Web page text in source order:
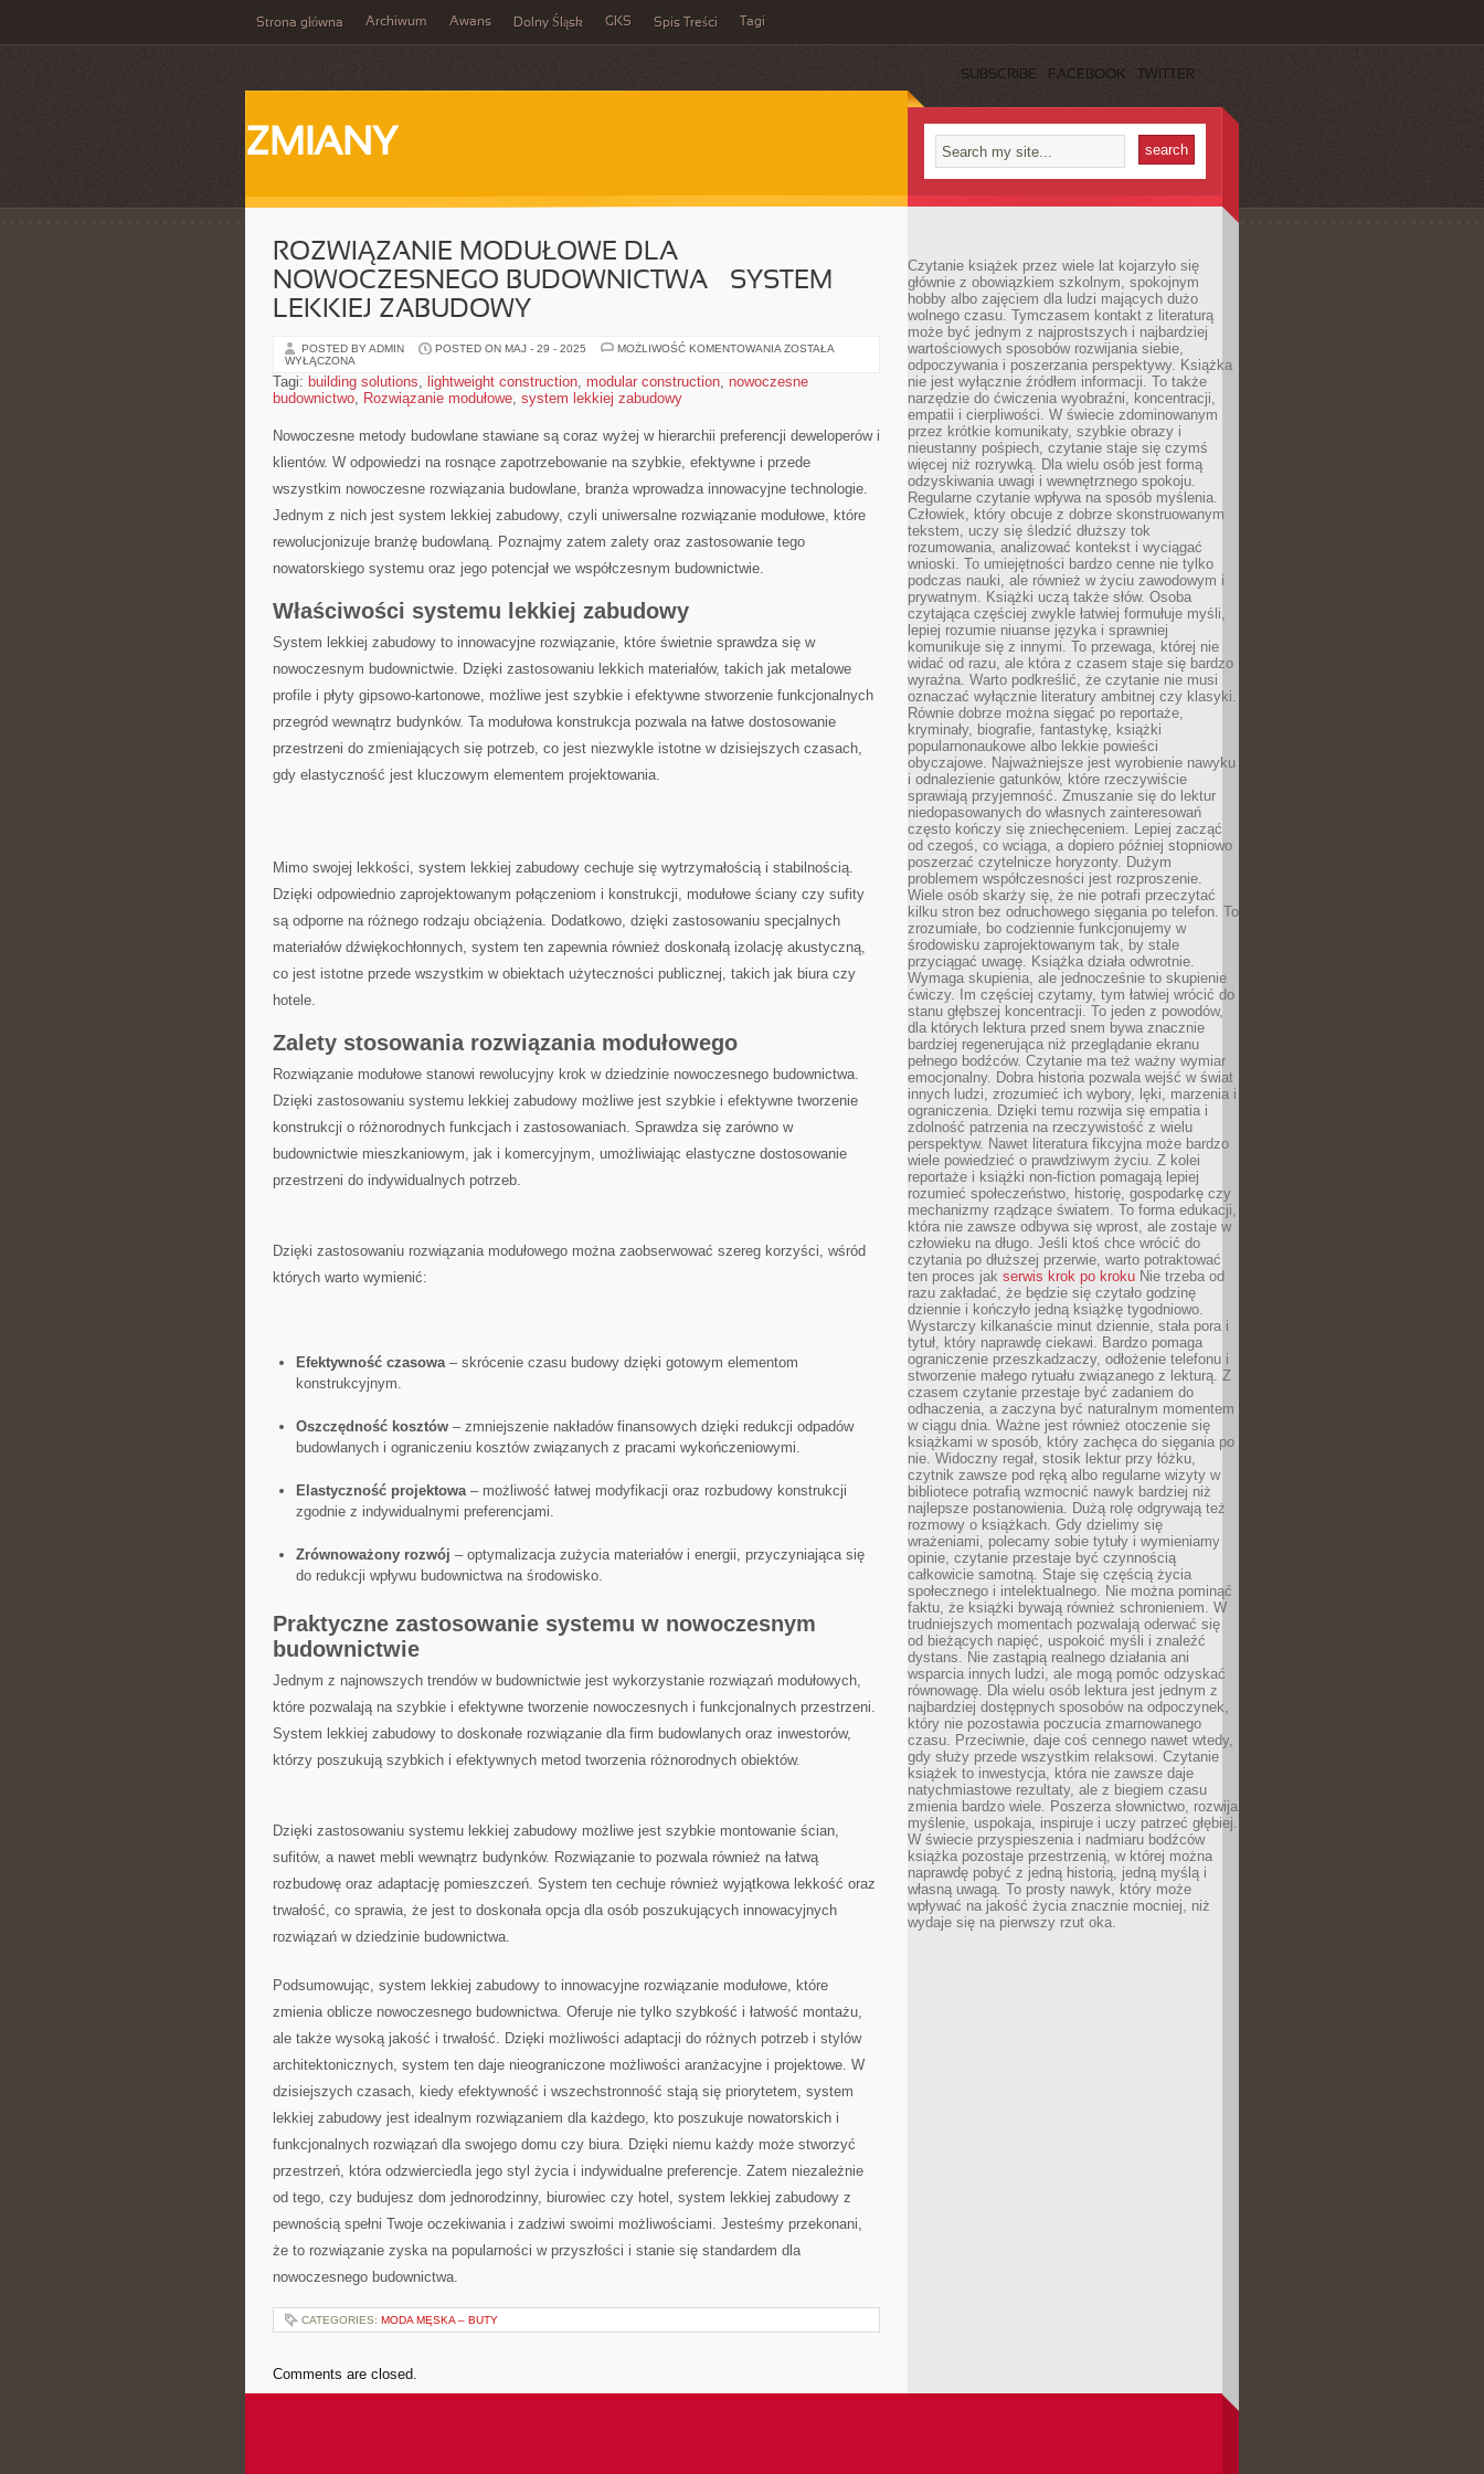
Strona główna Archiwum Awans Dolny Śląsk GKS Spis Treści Tagi
SUBSCRIBE FACEBOOK TWITTER
ZMIANY
ROZWIĄZANIE MODUŁOWE DLA
NOWOCZESNEGO BUDOWNICTWA – SYSTEM
LEKKIEJ ZABUDOWY
POSTED BY ADMIN POSTED ON MAJ - 29 - 2025 MOŻLIWOŚĆ KOMENTOWANIA ROZWIĄZANIE
NOWOCZESNEGO
LEKKIEJ
ZABUDOWY
ZOSTAŁA
WYŁĄCZONA
Tagi: building solutions, lightweight construction, modular construction, nowoczesne
budownictwo, Rozwiązanie modułowe, system lekkiej zabudowy
Nowoczesne ‌metody budowlane stawiane są coraz wyżej w hierarchii preferencji deweloperów i
klientów. W odpowiedzi na rosnące zapotrzebowanie⁢ na szybkie, efektywne i przede
wszystkim nowoczesne rozwiązania budowlane, ​branża wprowadza innowacyjne technologie.
Jednym z nich jest system lekkiej zabudowy, czyli uniwersalne rozwiązanie modułowe, które
rewolucjonizuje branżę budowlaną. Poznajmy zatem⁢ zalety oraz zastosowanie tego
nowatorskiego systemu oraz jego potencjał we ‍współczesnym budownictwie.
Właściwości systemu lekkiej ⁢zabudowy
System ​lekkiej zabudowy ‌to innowacyjne rozwiązanie,⁣ które świetnie sprawdza się w
nowoczesnym budownictwie. Dzięki zastosowaniu lekkich materiałów, takich jak metalowe
profile i płyty gipsowo-kartonowe, możliwe jest szybkie i⁣ efektywne stworzenie funkcjonalnych
przegród wewnątrz budynków. Ta modułowa konstrukcja pozwala na łatwe dostosowanie
⁣przestrzeni do zmieniających się ​potrzeb, co jest niezwykle istotne w ​dzisiejszych czasach,
gdy elastyczność jest kluczowym elementem projektowania.
Mimo swojej lekkości, system lekkiej zabudowy cechuje się wytrzymałością i⁤ stabilnością.
Dzięki odpowiednio zaprojektowanym połączeniom i konstrukcji, modułowe ściany⁣ czy sufity
są ⁣odporne na różnego rodzaju obciążenia. Dodatkowo, dzięki zastosowaniu specjalnych
materiałów dźwiękochłonnych, system‌ ten zapewnia również ⁢doskonałą izolację akustyczną,
co jest istotne przede wszystkim w obiektach użyteczności publicznej, takich jak biura czy‍
hotele.
Zalety stosowania rozwiązania modułowego
Rozwiązanie modułowe stanowi rewolucyjny krok w dziedzinie nowoczesnego budownictwa.
Dzięki zastosowaniu systemu lekkiej zabudowy możliwe ⁣jest⁤ szybkie i efektywne tworzenie
konstrukcji o różnorodnych funkcjach i zastosowaniach.⁤ Sprawdza się zarówno w
budownictwie​ mieszkaniowym, jak i‍ komercyjnym, umożliwiając elastyczne dostosowanie
przestrzeni do indywidualnych potrzeb.
Dzięki​ zastosowaniu rozwiązania modułowego można zaobserwować szereg korzyści, ‌wśród
których warto wymienić:
Efektywność czasowa – skrócenie czasu budowy dzięki gotowym elementom
konstrukcyjnym.
Oszczędność kosztów –⁤ zmniejszenie nakładów finansowych dzięki ⁤redukcji odpadów
budowlanych i ograniczeniu kosztów związanych z pracami⁤ wykończeniowymi.
Elastyczność ⁣projektowa – możliwość łatwej modyfikacji ⁢oraz rozbudowy konstrukcji
zgodnie‌ z indywidualnymi preferencjami.
Zrównoważony rozwój – optymalizacja zużycia materiałów i⁢ energii, przyczyniająca się
do redukcji wpływu budownictwa na środowisko.
Praktyczne zastosowanie systemu w nowoczesnym
budownictwie
Jednym z najnowszych trendów w budownictwie‍ jest wykorzystanie rozwiązań modułowych,
które pozwalają⁤ na‌ szybkie i efektywne tworzenie nowoczesnych i funkcjonalnych przestrzeni.
System lekkiej zabudowy to doskonałe⁢ rozwiązanie dla firm budowlanych oraz inwestorów,
którzy poszukują szybkich i efektywnych metod tworzenia różnorodnych obiektów.
Dzięki zastosowaniu systemu lekkiej zabudowy możliwe jest⁤ szybkie montowanie ścian,
sufitów, a nawet mebli​ wewnątrz budynków. Rozwiązanie to pozwala również ⁣na łatwą
rozbudowę oraz adaptację pomieszczeń. System ten cechuje również wyjątkowa lekkość oraz
trwałość, co sprawia, że jest ‍to doskonała opcja ‍dla osób poszukujących innowacyjnych
‍rozwiązań w dziedzinie budownictwa.
Podsumowując, system lekkiej zabudowy to​ innowacyjne rozwiązanie modułowe, które
zmienia ⁤oblicze nowoczesnego budownictwa. Oferuje nie ​tylko szybkość i łatwość montażu,
ale także wysoką jakość i trwałość. Dzięki możliwości⁤ adaptacji do‌ różnych potrzeb i stylów
‌architektonicznych, system ten daje nieograniczone możliwości aranżacyjne i projektowe. W
dzisiejszych czasach,⁤ kiedy efektywność i wszechstronność stają się priorytetem, system
lekkiej zabudowy ⁢jest idealnym rozwiązaniem dla każdego, kto poszukuje nowatorskich i
funkcjonalnych rozwiązań dla swojego domu czy biura. Dzięki niemu każdy może stworzyć
przestrzeń, która odzwierciedla jego styl życia i indywidualne preferencje.⁢ Zatem niezależnie
od tego, ⁢czy budujesz dom ⁣jednorodzinny, biurowiec​ czy hotel, system lekkiej zabudowy z
pewnością spełni Twoje oczekiwania⁤ i zadziwi swoimi możliwościami. Jesteśmy przekonani,
że to rozwiązanie zyska na popularności w ​przyszłości i stanie się standardem dla
nowoczesnego budownictwa.
CATEGORIES: MODA MĘSKA – BUTY
Comments are closed.
Czytanie książek przez wiele lat kojarzyło się
głównie z obowiązkiem szkolnym, spokojnym
hobby albo zajęciem dla ludzi mających dużo
wolnego czasu. Tymczasem kontakt z literaturą
może być jednym z najprostszych i najbardziej
wartościowych sposobów rozwijania siebie,
odpoczywania i poszerzania perspektywy. Książka
nie jest wyłącznie źródłem informacji. To także
narzędzie do ćwiczenia wyobraźni, koncentracji,
empatii i cierpliwości. W świecie zdominowanym
przez krótkie komunikaty, szybkie obrazy i
nieustanny pośpiech, czytanie staje się czymś
więcej niż rozrywką. Dla wielu osób jest formą
odzyskiwania uwagi i wewnętrznego spokoju.
Regularne czytanie wpływa na sposób myślenia.
Człowiek, który obcuje z dobrze skonstruowanym
tekstem, uczy się śledzić dłuższy tok
rozumowania, analizować kontekst i wyciągać
wnioski. To umiejętności bardzo cenne nie tylko
podczas nauki, ale również w życiu zawodowym i
prywatnym. Książki uczą także słów. Osoba
czytająca częściej zwykle łatwiej formułuje myśli,
lepiej rozumie niuanse języka i sprawniej
komunikuje się z innymi. To przewaga, której nie
widać od razu, ale która z czasem staje się bardzo
wyraźna. Warto podkreślić, że czytanie nie musi
oznaczać wyłącznie literatury ambitnej czy klasyki.
Równie dobrze można sięgać po reportaże,
kryminały, biografie, fantastykę, książki
popularnonaukowe albo lekkie powieści
obyczajowe. Najważniejsze jest wyrobienie nawyku
i odnalezienie gatunków, które rzeczywiście
sprawiają przyjemność. Zmuszanie się do lektur
niedopasowanych do własnych zainteresowań
często kończy się zniechęceniem. Lepiej zacząć
od czegoś, co wciąga, a dopiero później stopniowo
poszerzać czytelnicze horyzonty. Dużym
problemem współczesności jest rozproszenie.
Wiele osób skarży się, że nie potrafi przeczytać
kilku stron bez odruchowego sięgania po telefon. To
zrozumiałe, bo codziennie funkcjonujemy w
środowisku zaprojektowanym tak, by stale
przyciągać uwagę. Książka działa odwrotnie.
Wymaga skupienia, ale jednocześnie to skupienie
ćwiczy. Im częściej czytamy, tym łatwiej wrócić do
stanu głębszej koncentracji. To jeden z powodów,
dla których lektura przed snem bywa znacznie
bardziej regenerująca niż przeglądanie ekranu
pełnego bodźców. Czytanie ma też ważny wymiar
emocjonalny. Dobra historia pozwala wejść w świat
innych ludzi, zrozumieć ich wybory, lęki, marzenia i
ograniczenia. Dzięki temu rozwija się empatia i
zdolność patrzenia na rzeczywistość z wielu
perspektyw. Nawet literatura fikcyjna może bardzo
wiele powiedzieć o prawdziwym życiu. Z kolei
reportaże i książki non-fiction pomagają lepiej
rozumieć społeczeństwo, historię, gospodarkę czy
mechanizmy rządzące światem. To forma edukacji,
która nie zawsze odbywa się wprost, ale zostaje w
człowieku na długo. Jeśli ktoś chce wrócić do
czytania po dłuższej przerwie, warto potraktować
ten proces jak serwis krok po kroku Nie trzeba od
razu zakładać, że będzie się czytało godzinę
dziennie i kończyło jedną książkę tygodniowo.
Wystarczy kilkanaście minut dziennie, stała pora i
tytuł, który naprawdę ciekawi. Bardzo pomaga
ograniczenie przeszkadzaczy, odłożenie telefonu i
stworzenie małego rytuału związanego z lekturą. Z
czasem czytanie przestaje być zadaniem do
odhaczenia, a zaczyna być naturalnym momentem
w ciągu dnia. Ważne jest również otoczenie się
książkami w sposób, który zachęca do sięgania po
nie. Widoczny regał, stosik lektur przy łóżku,
czytnik zawsze pod ręką albo regularne wizyty w
bibliotece potrafią wzmocnić nawyk bardziej niż
najlepsze postanowienia. Dużą rolę odgrywają też
rozmowy o książkach. Gdy dzielimy się
wrażeniami, polecamy sobie tytuły i wymieniamy
opinie, czytanie przestaje być czynnością
całkowicie samotną. Staje się częścią życia
społecznego i intelektualnego. Nie można pominąć
faktu, że książki bywają również schronieniem. W
trudniejszych momentach pozwalają oderwać się
od bieżących napięć, uspokoić myśli i znaleźć
dystans. Nie zastąpią realnego działania ani
wsparcia innych ludzi, ale mogą pomóc odzyskać
równowagę. Dla wielu osób lektura jest jednym z
najbardziej dostępnych sposobów na odpoczynek,
który nie pozostawia poczucia zmarnowanego
czasu. Przeciwnie, daje coś cennego nawet wtedy,
gdy służy przede wszystkim relaksowi. Czytanie
książek to inwestycja, która nie zawsze daje
natychmiastowe rezultaty, ale z biegiem czasu
zmienia bardzo wiele. Poszerza słownictwo, rozwija
myślenie, uspokaja, inspiruje i uczy patrzeć głębiej.
W świecie przyspieszenia i nadmiaru bodźców
książka pozostaje przestrzenią, w której można
naprawdę pobyć z jedną historią, jedną myślą i
własną uwagą. To prosty nawyk, który może
wpływać na jakość życia znacznie mocniej, niż
wydaje się na pierwszy rzut oka.